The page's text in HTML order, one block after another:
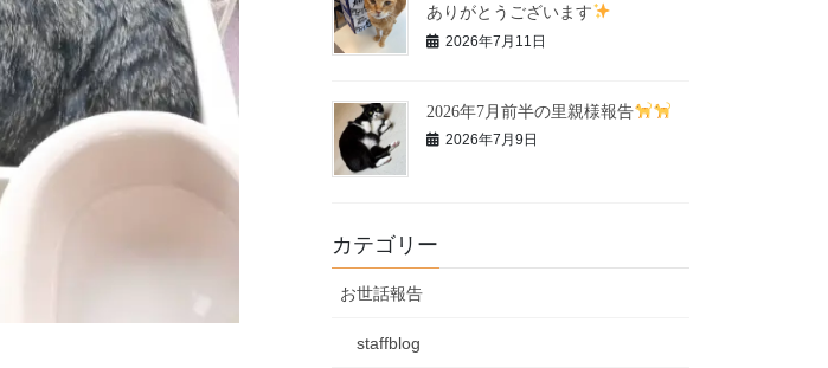
ありがとうございます
2026年7月11日
2026年7月前半の里親様報告
2026年7月9日
カテゴリー
お世話報告
staffblog